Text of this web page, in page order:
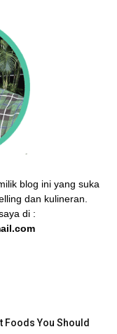
blog ini yang suka
dan kulineran.
di :
Foods You Should